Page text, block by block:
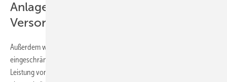
Anlagenbetreiber sind keine
Versorger
Außerdem wird der Begriff des Versorgers entscheidend
eingeschränkt. So werden Betreiber von Solaranlagen mit einer
Leistung von mehr als zwei Megawatt nicht wie bisher als kleine oder